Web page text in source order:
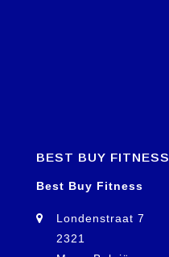
BEST BUY FITNESS
Best Buy Fitness
Londenstraat 7
2321